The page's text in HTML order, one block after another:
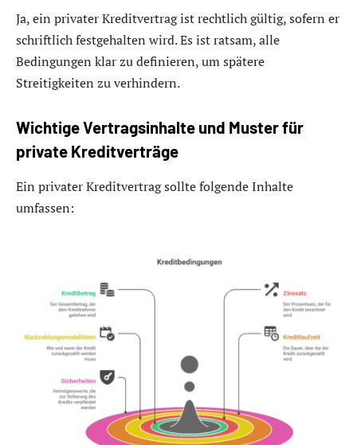
Ja, ein privater Kreditvertrag ist rechtlich gültig, sofern er
schriftlich festgehalten wird. Es ist ratsam, alle
Bedingungen klar zu definieren, um spätere
Streitigkeiten zu verhindern.
Wichtige Vertragsinhalte und Muster für
private Kreditverträge
Ein privater Kreditvertrag sollte folgende Inhalte
umfassen: